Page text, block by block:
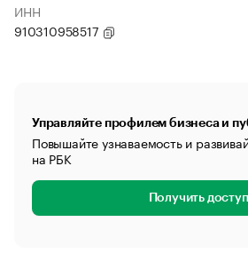
ИНН
910310958517
Управляйте профилем бизнеса и
Повышайте узнаваемость и
на РБК
Получить доступ